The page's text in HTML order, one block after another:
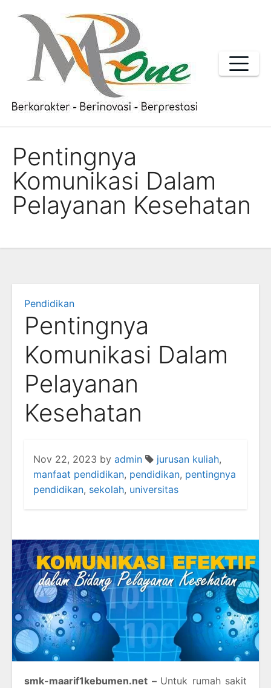
Pentingnya
Komunikasi Dalam
Pelayanan Kesehatan
Pendidikan
Pentingnya
Komunikasi Dalam
Pelayanan
Kesehatan
Nov 22, 2023 by admin jurusan kuliah,
manfaat pendidikan, pendidikan, pentingnya
pendidikan, sekolah, universitas
smk-maarif1kebumen.net – Untuk rumah sakit